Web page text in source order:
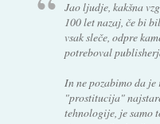
Jao ljudje, kakšna
100 let nazaj, če bi
vsak sleče, odpre
potreboval
In ne pozabimo da je
"prostitucija"
tehnologije, je samo